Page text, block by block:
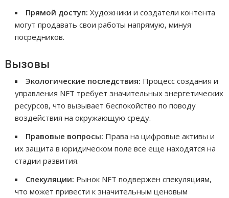
Прямой доступ: Художники и создатели контента
могут продавать свои работы напрямую, минуя
посредников.
Вызовы
Экологические последствия: Процесс создания и
управления NFT требует значительных энергетических
ресурсов, что вызывает беспокойство по поводу
воздействия на окружающую среду.
Правовые вопросы: Права на цифровые активы и
их защита в юридическом поле все еще находятся на
стадии развития.
Спекуляции: Рынок NFT подвержен спекуляциям,
что может привести к значительным ценовым